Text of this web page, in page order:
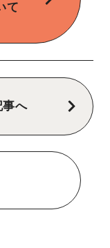
て
事へ